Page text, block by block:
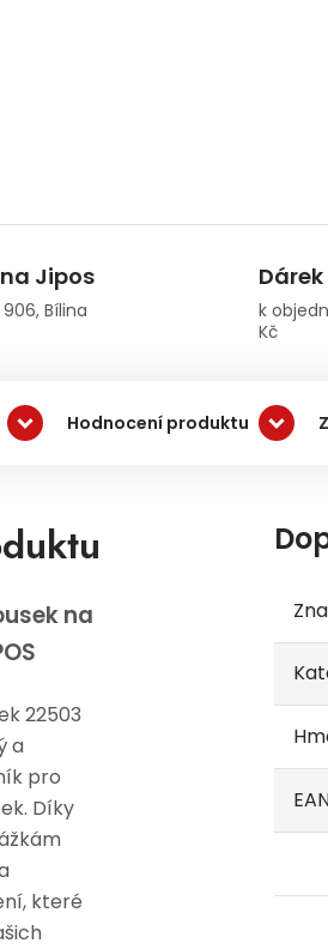
Jipos
Bílina
k
Kč
Hodnocení produktu
na
22503
a
pro
Díky
které